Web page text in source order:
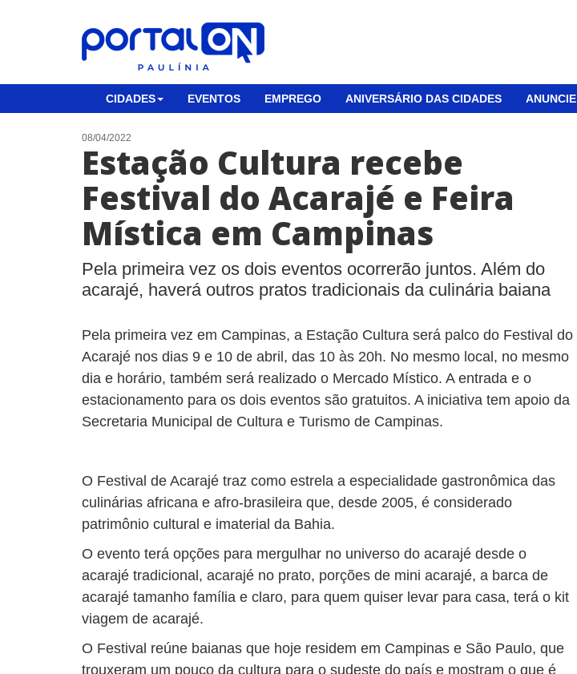
CIDADES EVENTOS EMPREGO ANIVERSÁRIO DAS CIDADES ANUNCIE
08/04/2022
Estação Cultura recebe
Festival do Acarajé e Feira
Mística em Campinas
Pela primeira vez os dois eventos ocorrerão juntos. Além do
acarajé, haverá outros pratos tradicionais da culinária baiana
Pela primeira vez em Campinas, a Estação Cultura será palco do Festival do
Acarajé nos dias 9 e 10 de abril, das 10 às 20h. No mesmo local, no mesmo
dia e horário, também será realizado o Mercado Místico. A entrada e o
estacionamento para os dois eventos são gratuitos. A iniciativa tem apoio da
Secretaria Municipal de Cultura e Turismo de Campinas.
O Festival de Acarajé traz como estrela a especialidade gastronômica das
culinárias africana e afro-brasileira que, desde 2005, é considerado
patrimônio cultural e imaterial da Bahia.
O evento terá opções para mergulhar no universo do acarajé desde o
acarajé tradicional, acarajé no prato, porções de mini acarajé, a barca de
acarajé tamanho família e claro, para quem quiser levar para casa, terá o kit
viagem de acarajé.
O Festival reúne baianas que hoje residem em Campinas e São Paulo, que
trouxeram um pouco da cultura para o sudeste do país e mostram o que é